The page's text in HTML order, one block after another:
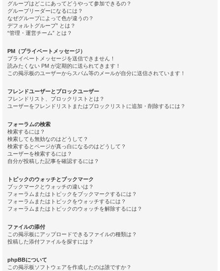
グループはどこにあってどうやって参加できるの？
グループリーダーになるには？
なぜグループによって色が違うの？
デフォルトグループ” とは？
“管理・運営チーム” とは？
PM（プライベートメッセージ）
プライベートメッセージを送信できません！
読みたくない PM が定期的に送られてきます！
この掲示板のユーザーからスパム等のメールが自分に送信されています！
フレンドユーザーとブロックユーザー
フレンドリスト、ブロックリストとは？
ユーザーをフレンドリストまたはブロックリストに追加・削除するには？
フォーラムの検索
検索するには？
検索しても無効なのはどうして？
検索するとページが真っ白になるのはどうして？
ユーザーを検索するには？
自分が投稿した記事を確認するには？
トピックのウォッチとブックマーク
ブックマークとウォッチの違いは？
フォーラムまたはトピックをブックマークするには？
フォーラムまたはトピックをウォッチするには？
フォーラムまたはトピックのウォッチを解除するには？
ファイルの添付
この掲示板にアップロードできるファイルの種類は？
投稿した添付ファイルを探すには？
phpBBについて
この掲示板ソフトウェアを作成したのは誰ですか？